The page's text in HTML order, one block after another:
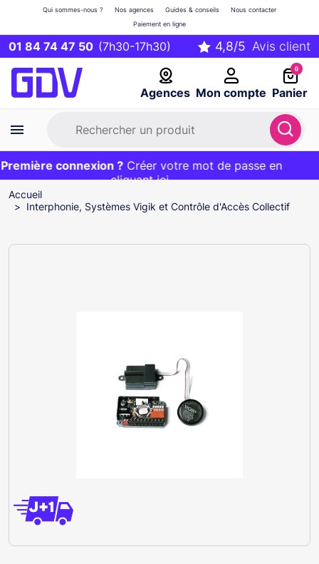
01 84 74 47 50 (7h30-17h30)
Agences Mon compte
Qui sommes-nous ? Nos agences Guides & conseils
Nous contacter
Paiement en ligne
0
Panier
Première commande ?20€ OFFERT sur votre panier
et livraison 24/48h gratuite avec le codeBIENVENUE
connexion ? Créer votre mot de passe en
cliquant ici
EXCLU WEB :
Accueil
Interphonie, Systèmes Vigik et Contrôle d'Accès Collectif